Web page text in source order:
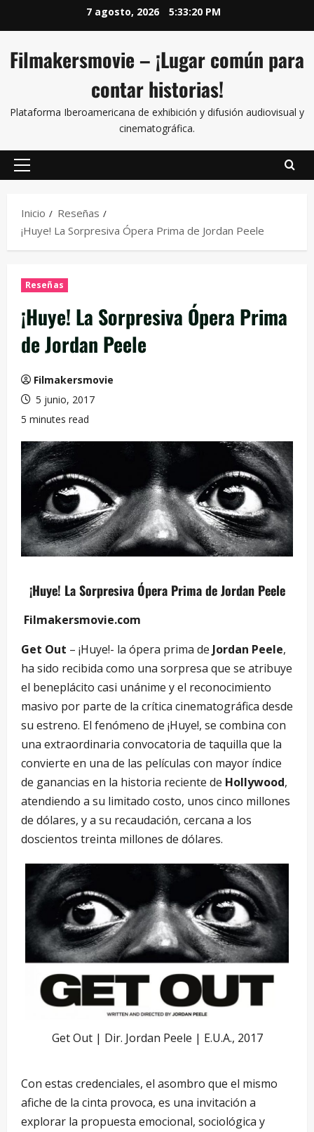
7 agosto, 2026 5:33:21 PM
Filmakersmovie – ¡Lugar común para
contar historias!
Plataforma Iberoamericana de exhibición y difusión audiovisual y
cinematográfica.
Inicio
Reseñas
¡Huye! La Sorpresiva Ópera Prima de Jordan Peele
Reseñas
¡Huye! La Sorpresiva Ópera Prima
de Jordan Peele
Filmakersmovie
5 junio, 2017
5 minutes read
¡Huye! La Sorpresiva Ópera Prima de Jordan Peele
Filmakersmovie.com
Get Out – ¡Huye!- la ópera prima de Jordan Peele,
ha sido recibida como una sorpresa que se atribuye
el beneplácito casi unánime y el reconocimiento
masivo por parte de la crítica cinematográfica desde
su estreno. El fenómeno de ¡Huye!, se combina con
una extraordinaria convocatoria de taquilla que la
convierte en una de las películas con mayor índice
de ganancias en la historia reciente de Hollywood,
atendiendo a su limitado costo, unos cinco millones
de dólares, y a su recaudación, cercana a los
doscientos treinta millones de dólares.
Get Out | Dir. Jordan Peele | E.U.A., 2017
Con estas credenciales, el asombro que el mismo
afiche de la cinta provoca, es una invitación a
explorar la propuesta emocional, sociológica y